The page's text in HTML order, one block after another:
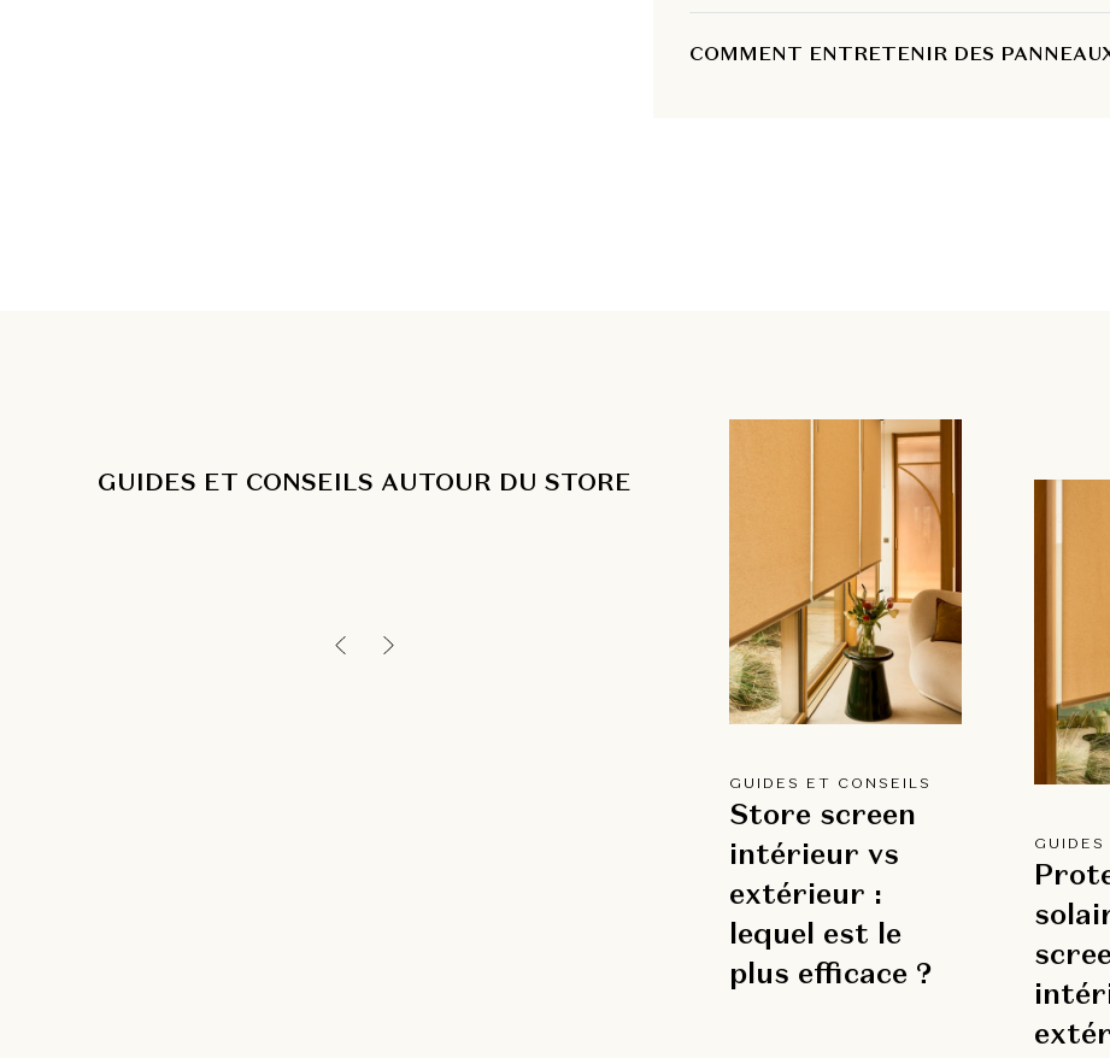
COMMENT ENTRETENIR DES
GUIDES ET CONSEILS AUTOUR DU STORE
GUIDES ET CONSEILS
Store screen
intérieur vs
extérieur :
lequel est le
plus efficace ?